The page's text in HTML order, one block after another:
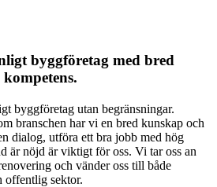
byggföretag med bred
kompetens.
byggföretag utan begränsningar.
branschen har vi en bred kunskap och
dialog, utföra ett bra jobb med hög
är nöjd är viktigt för oss. Vi tar oss an
och vänder oss till både
offentlig sektor.